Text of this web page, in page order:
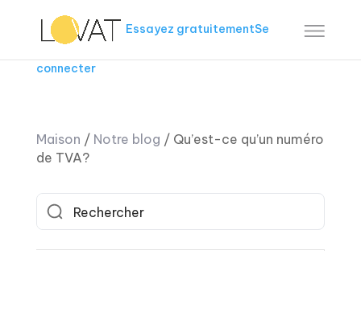
Essayez gratuitementSe
connecter
Maison / Notre blog / Qu’est-ce qu’un numéro
de TVA?